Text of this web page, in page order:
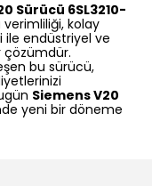
Sürücü 6SL3210-
kolay
ile endüstriyel ve
bu sürücü,
Siemens V20
yeni bir döneme